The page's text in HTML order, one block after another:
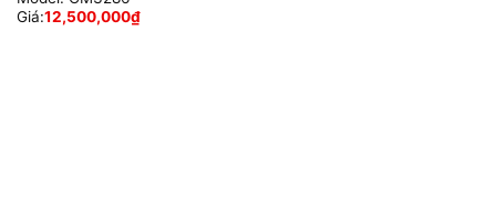
Giá:12,500,000₫